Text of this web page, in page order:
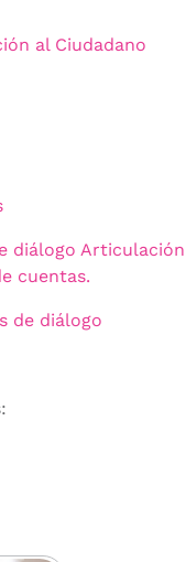
al Ciudadano
diálogo Articulación
cuentas.
de diálogo